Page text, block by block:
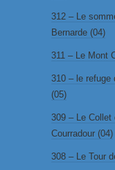
312 – Le
Bernarde (04)
311 – Le Mont
310 – le refuge
(05)
309 – Le Collet
Courradour (04)
308 – Le Tour